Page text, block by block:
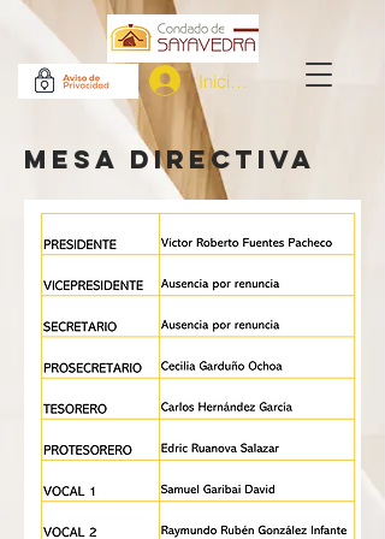
Iniciar sesión
MESA DIRECTIVA